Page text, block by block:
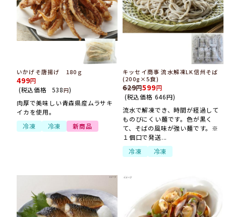
いかげそ唐揚げ 180ｇ
499
(税込価格 538円)
肉厚で美味しい青森県産ムラサキ
イカを使用。
冷凍
冷凍 新商品
キッセイ商事 流水解凍LK信州そば
(200g×5食)
629 599
(税込価格 646円)
流水で解凍でき、時間が経過して
ものびにくい麺です。色が黒く
て、そばの風味が強い麺です。※
１個口で発送...
冷凍
冷凍